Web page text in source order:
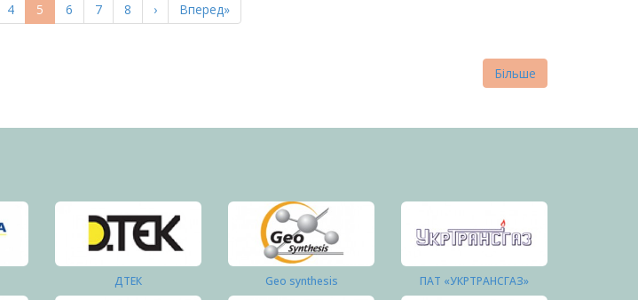
Page
4
Поточна
сторінка
5 Page
6 Page
7 Page
8
Наступна
сторінка
›
Остання
сторінка
Вперед»
Більше
ДТЕК Geo synthesis ПАТ «УКРТРАНСГАЗ»